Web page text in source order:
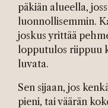
päkiän alueella,
luonnollisemmin.
joskus yrittää
lopputulos riippuu
luvata.
Sen sijaan, jos
pieni, tai väärän